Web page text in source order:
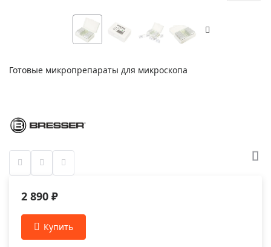
Готовые микропрепараты для микроскопа
2 890 ₽